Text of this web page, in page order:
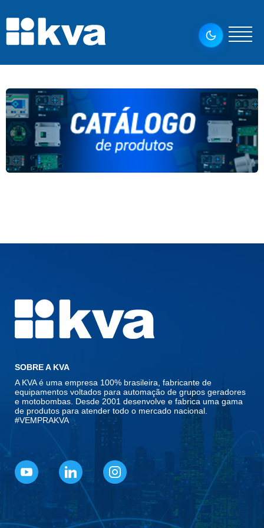
SOBRE A KVA
A KVA é uma empresa 100% brasileira, fabricante de
equipamentos voltados para automação de grupos geradores
e motobombas. Desde 2001 desenvolve e fabrica uma gama
de produtos para atender todo o mercado nacional.
#VEMPRAKVA